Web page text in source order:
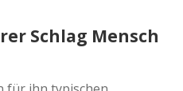
Schlag Mensch